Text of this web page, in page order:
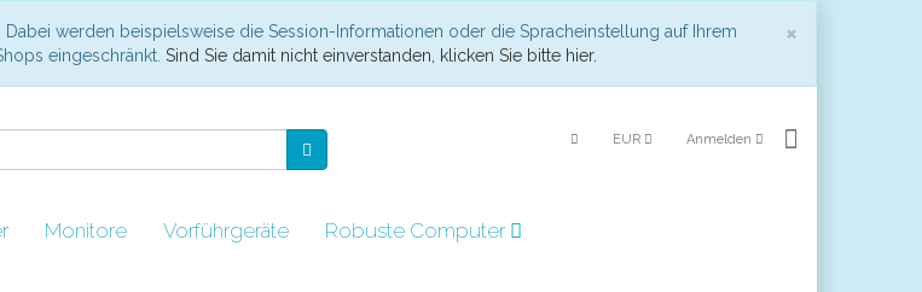
×
werden beispielsweise die Session-Informationen oder die Spracheinstellung auf Ihrem
eingeschränkt. Sind Sie damit nicht einverstanden, klicken Sie bitte hier.
EUR Anmelden
Monitore Vorführgeräte
Robuste Computer